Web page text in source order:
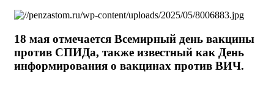
18 мая отмечается Всемирный день вакцины
против СПИДа, также известный как День
информирования о вакцинах против ВИЧ.